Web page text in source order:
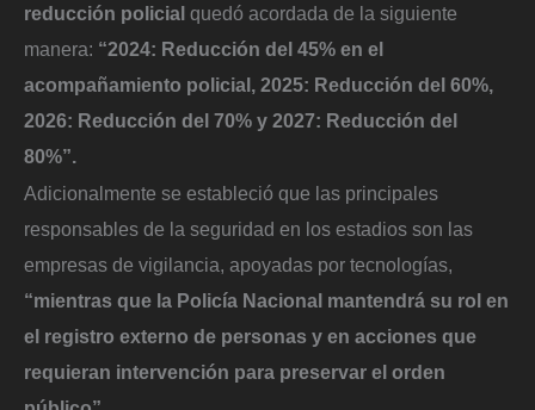
reducción policial quedó acordada de la siguiente
manera: “2024: Reducción del 45% en el
acompañamiento policial, 2025: Reducción del 60%,
2026: Reducción del 70% y 2027: Reducción del
80%”.
Adicionalmente se estableció que las principales
responsables de la seguridad en los estadios son las
empresas de vigilancia, apoyadas por tecnologías,
“mientras que la Policía Nacional mantendrá su rol en
el registro externo de personas y en acciones que
requieran intervención para preservar el orden